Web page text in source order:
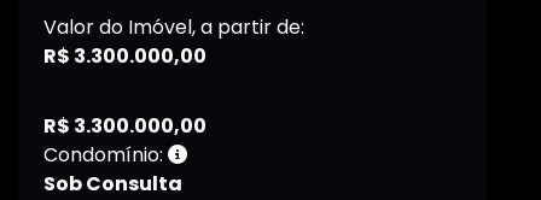
Valor do Imóvel, a partir de:
R$ 3.300.000,00
R$ 3.300.000,00
Condomínio:
Sob Consulta